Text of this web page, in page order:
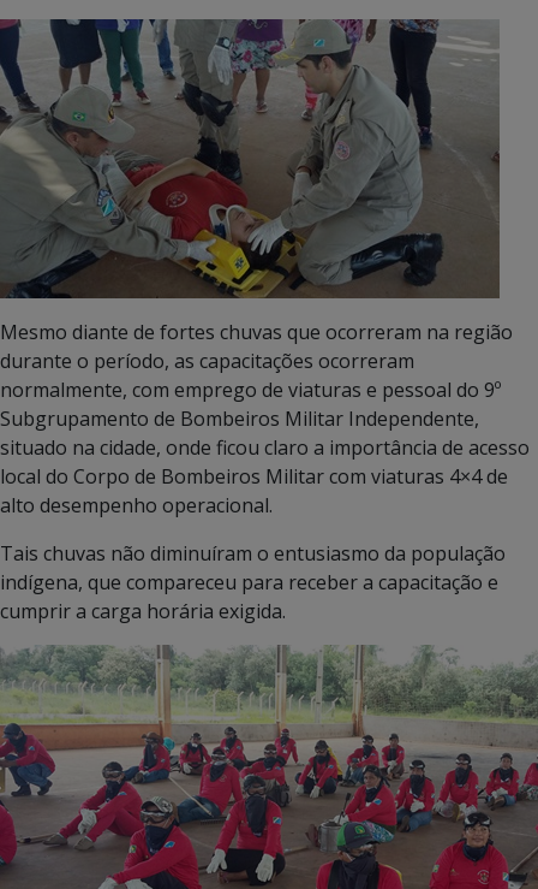
Mesmo diante de fortes chuvas que ocorreram na região
durante o período, as capacitações ocorreram
normalmente, com emprego de viaturas e pessoal do 9º
Subgrupamento de Bombeiros Militar Independente,
situado na cidade, onde ficou claro a importância de acesso
local do Corpo de Bombeiros Militar com viaturas 4×4 de
alto desempenho operacional.
Tais chuvas não diminuíram o entusiasmo da população
indígena, que compareceu para receber a capacitação e
cumprir a carga horária exigida.